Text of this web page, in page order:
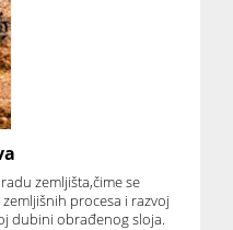
zemljišta,čime se
procesa i razvoj
dubini obrađenog sloja.